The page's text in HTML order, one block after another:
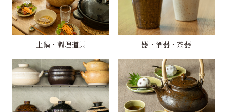
土鍋・調理道具 器・酒器・茶器